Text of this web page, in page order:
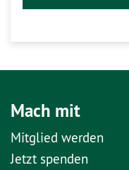
Mach mit
Mitglied werden
Jetzt spenden